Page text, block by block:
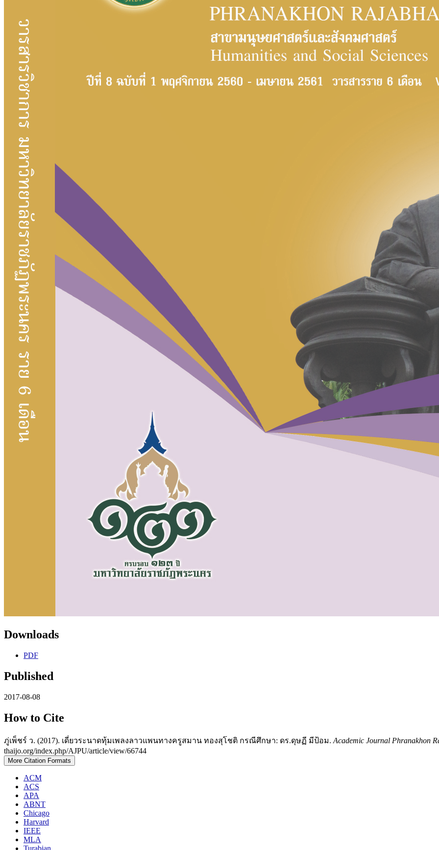
Downloads
PDF
Published
2017-08-08
How to Cite
ภู่เพ็ชร์ ว. (2017). เดี่ยวระนาดทุ้มเพลงลาวแพนทางครูสมาน ทองสุโชติ กรณีศึกษา: ดร.ดุษฏี มีป้อม. Academic Journal Phranakhon
thaijo.org/index.php/AJPU/article/view/66744
More Citation Formats
ACM
ACS
APA
ABNT
Chicago
Harvard
IEEE
MLA
Turabian